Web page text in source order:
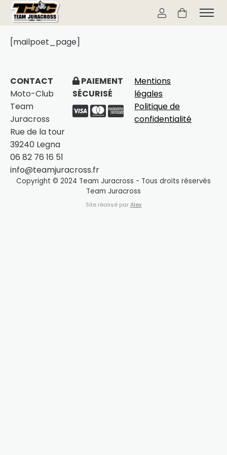
[mailpoet_page]
CONTACT
Moto-Club
Team
Juracross
Rue de la tour
39240 Legna
06 82 76 16 51
info@teamjuracross.fr
PAIEMENT
SÉCURISÉ
Mentions
légales
Politique de
confidentialité
Copyright © 2024 Team Juracross - Tous droits réservés
Team Juracross
Site réalisé parAlex